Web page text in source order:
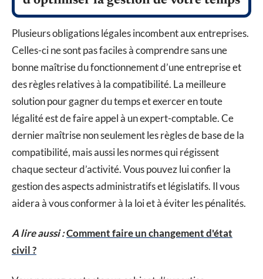
Plusieurs obligations légales incombent aux entreprises.
Celles-ci ne sont pas faciles à comprendre sans une
bonne maîtrise du fonctionnement d’une entreprise et
des règles relatives à la compatibilité. La meilleure
solution pour gagner du temps et exercer en toute
légalité est de faire appel à un expert-comptable. Ce
dernier maîtrise non seulement les règles de base de la
compatibilité, mais aussi les normes qui régissent
chaque secteur d’activité. Vous pouvez lui confier la
gestion des aspects administratifs et législatifs. Il vous
aidera à vous conformer à la loi et à éviter les pénalités.
A lire aussi :Comment faire un changement d'état
civil ?